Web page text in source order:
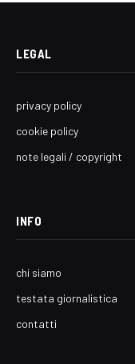
LEGAL
privacy policy
cookie policy
note legali / copyright
INFO
chi siamo
testata giornalistica
contatti